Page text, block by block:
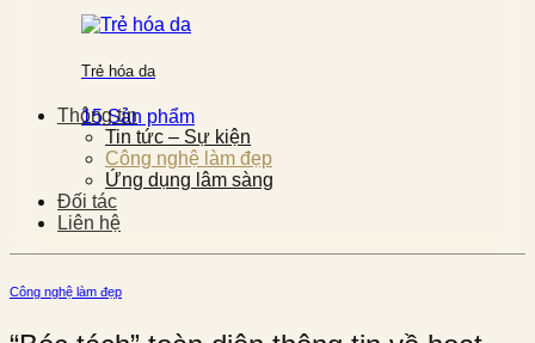
Trẻ hóa da
15 Sản phẩm
Thông tin
Tin tức – Sự kiện
Công nghệ làm đẹp
Ứng dụng lâm sàng
Đối tác
Liên hệ
Công nghệ làm đẹp